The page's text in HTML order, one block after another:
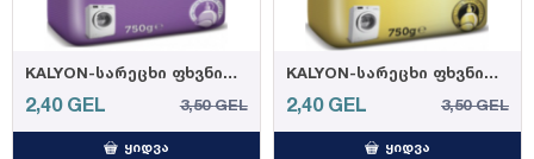
KALYON-სარეცხი ფხვნილი ლავანდა და მაგნოლია 750 გრ. (20)
2,40 GEL 3,50 GEL
ᲧᲘᲓᲕᲐ
KALYON-სარეცხი ფხვნილი გოლდი 750 გრ (20)
2,40 GEL 3,50 GEL
ᲧᲘᲓᲕᲐ